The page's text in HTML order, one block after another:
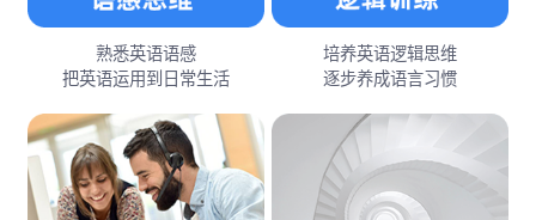
熟悉英语语感
把英语运用到日常生活
培养英语逻辑思维
逐步养成语言习惯